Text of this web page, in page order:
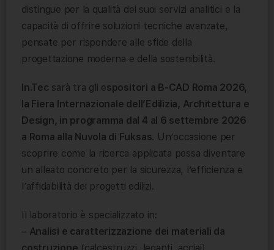
distingue per la qualità dei suoi servizi analitici e la
capacità di offrire soluzioni tecniche avanzate,
pensate per rispondere alle sfide della
progettazione moderna e della sostenibilità.
In.Tec sarà tra gli espositori a B-CAD Roma 2026,
la Fiera Internazionale dell’Edilizia, Architettura e
Design, in programma dal 4 al 6 settembre 2026
a Roma alla Nuvola di Fuksas. Un’occasione per
scoprire come la ricerca applicata possa diventare
un alleato concreto per la sicurezza, l’efficienza e
l’affidabilità dei progetti edilizi.
Il laboratorio è specializzato in:
– Analisi e caratterizzazione dei materiali da